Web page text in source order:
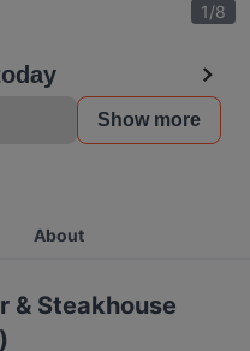
1/8
Show more
About
& Steakhouse